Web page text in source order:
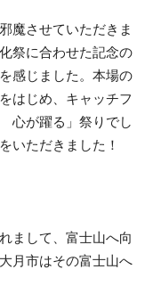
魔させていただきま
祭に合わせた記念の
感じました。本場の
はじめ、キャッチフ
心が躍る」祭りでし
いただきました！
まして、富士山へ向
月市はその富士山へ